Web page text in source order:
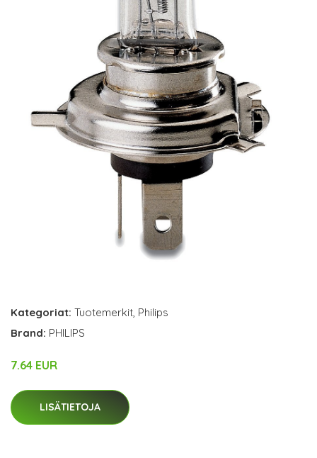
Kategoriat: Tuotemerkit, Philips
Brand: PHILIPS
7.64 EUR
LISÄTIETOJA